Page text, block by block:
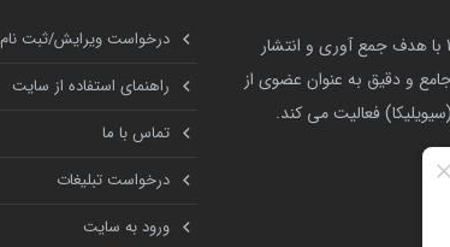
مرجع حقوقی ایران از سال 1394 با هدف جمع آوری و انتشار
و دقیق به عنوان عضوی از
فعالیت می کند.
درخواست ویرایش/ثبت نام
راهنمای استفاده از سایت
تماس با ما
درخواست تبلیغات
ورود به سایت